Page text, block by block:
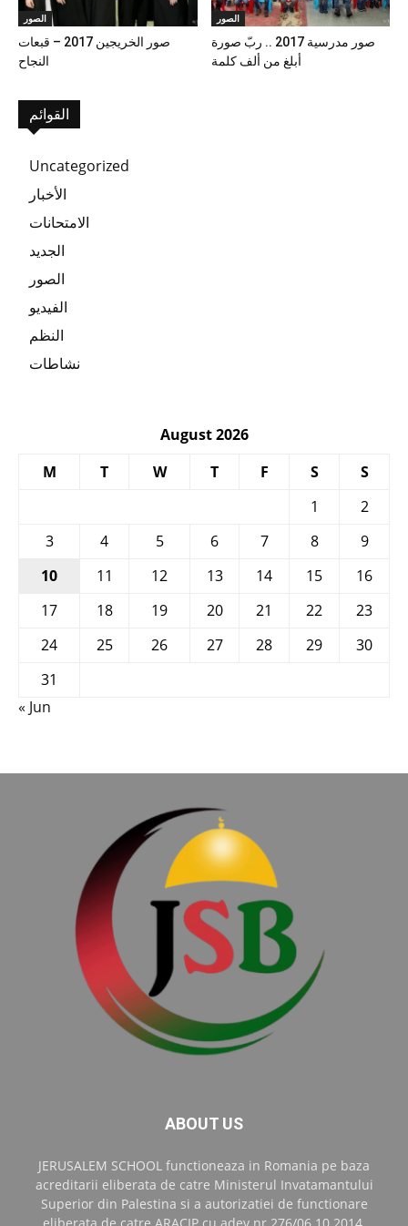
الصور
صور الخريجين 2017 – قبعات
النجاح
الصور
صور مدرسية 2017 .. ربّ صورة
أبلغ من ألف كلمة
القوائم
Uncategorized
الأخبار
الامتحانات
الجديد
الصور
الفيديو
النظم
نشاطات
August 2026
M
T W T F S
S
1
2
3
4 5 6 7 8
9
10
11 12 13 14 15
16
17
18 19 20 21 22
23
24
25 26 27 28 29
30
31
« Jun
ABOUT US
JERUSALEM SCHOOL functioneaza in Romania pe baza
acreditarii eliberata de catre Ministerul Invatamantului
Superior din Palestina si a autorizatiei de functionare